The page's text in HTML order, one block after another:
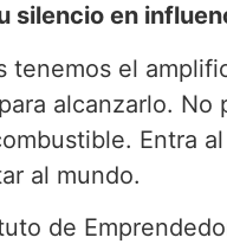
silencio en
tenemos el
alcanzarlo.
Entra
al mundo.
de